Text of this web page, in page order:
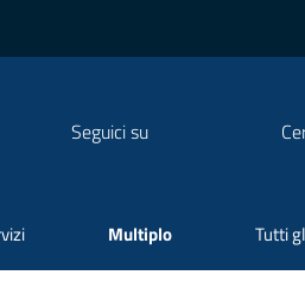
Seguici su
Multiplo Tutti